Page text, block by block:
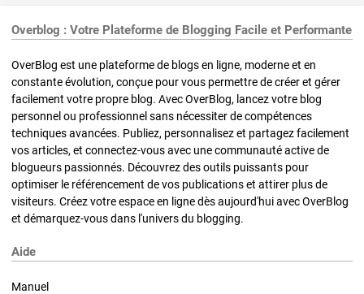
Overblog : Votre Plateforme de Blogging Facile et Performante
OverBlog est une plateforme de blogs en ligne, moderne et en
constante évolution, conçue pour vous permettre de créer et gérer
facilement votre propre blog. Avec OverBlog, lancez votre blog
personnel ou professionnel sans nécessiter de compétences
techniques avancées. Publiez, personnalisez et partagez facilement
vos articles, et connectez-vous avec une communauté active de
blogueurs passionnés. Découvrez des outils puissants pour
optimiser le référencement de vos publications et attirer plus de
visiteurs. Créez votre espace en ligne dès aujourd'hui avec OverBlog
et démarquez-vous dans l'univers du blogging.
Aide
Manuel